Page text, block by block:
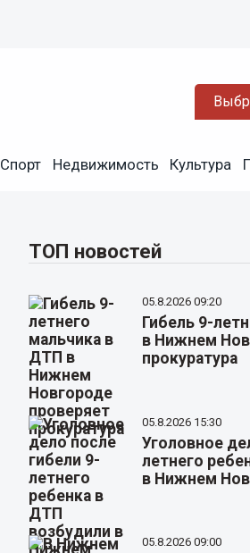
Спорт Недвижимость Культура
ТОП новостей
05.8.2026 09:20
Гибель 9-
в Нижнем
прокуратура
05.8.2026 15:30
Уголовное
летнего
в Нижнем
05.8.2026 09:00